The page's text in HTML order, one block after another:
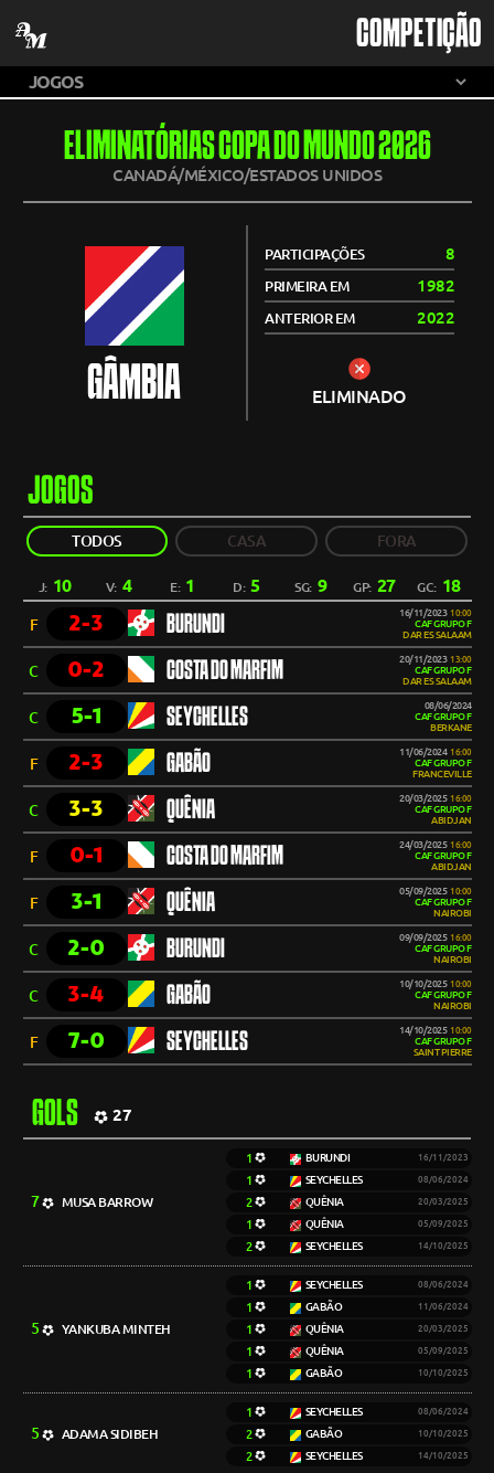
COMPETIÇÃO
ELIMINATÓRIAS COPA DO MUNDO 2026
CANADÁ/MÉXICO/ESTADOS UNIDOS
GÂMBIA
PARTICIPAÇÕES 8
PRIMEIRA EM 1982
ANTERIOR EM 2022
ELIMINADO
JOGOS
TODOS CASA FORA
J: 10 V: 4 E: 1 D:5 SG: 9 GP: 27 GC: 18
F 2-3 BURUNDI 16/11/2023 10:00
CAF GRUPO F
DAR ES SALAAM
C 0-2 COSTA DO MARFIM 20/11/2023 13:00
CAF GRUPO F
DAR ES SALAAM
C 5-1 SEYCHELLES
08/06/2024
CAF GRUPO F
BERKANE
F 2-3 GABÃO 11/06/2024 16:00
CAF GRUPO F
FRANCEVILLE
C 3-3 QUÊNIA 20/03/2025 16:00
CAF GRUPO F
ABIDJAN
F 0-1 COSTA DO MARFIM 24/03/2025 16:00
CAF GRUPO F
ABIDJAN
F 3-1 QUÊNIA 05/09/2025 10:00
CAF GRUPO F
NAIROBI
C 2-0 BURUNDI 09/09/2025 16:00
CAF GRUPO F
NAIROBI
C 3-4 GABÃO 10/10/2025 10:00
CAF GRUPO F
NAIROBI
F 7-0 SEYCHELLES 14/10/2025 10:00
CAF GRUPO F
SAINT PIERRE
GOLS 27
7 MUSA BARROW
1 BURUNDI 16/11/2023
1 SEYCHELLES 08/06/2024
2 QUÊNIA 20/03/2025
1 QUÊNIA 05/09/2025
2 SEYCHELLES 14/10/2025
5 YANKUBA MINTEH
1 SEYCHELLES 08/06/2024
1 GABÃO 11/06/2024
1 QUÊNIA 20/03/2025
1 QUÊNIA 05/09/2025
1 GABÃO 10/10/2025
5 ADAMA SIDIBEH
1 SEYCHELLES 08/06/2024
2 GABÃO 10/10/2025
2 SEYCHELLES 14/10/2025